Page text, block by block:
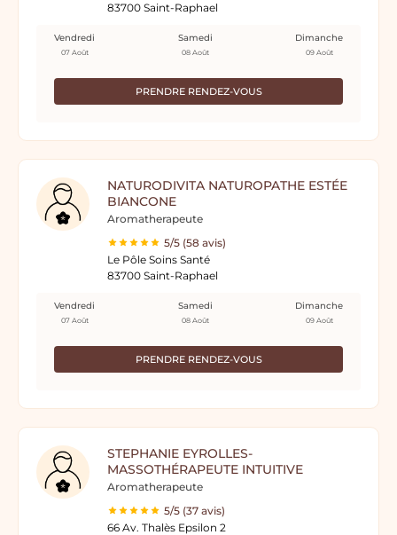
83700 Saint-Raphael
PRENDRE RENDEZ-VOUS
Vendredi
07 Août
Samedi
08 Août
Dimanche
09 Août
NATURODIVITA NATUROPATHE ESTÉE
BIANCONE
Aromatherapeute
5/5 (58 avis)
Le Pôle Soins Santé
83700 Saint-Raphael
PRENDRE RENDEZ-VOUS
Vendredi
07 Août
Samedi
08 Août
Dimanche
09 Août
STEPHANIE EYROLLES-
MASSOTHÉRAPEUTE INTUITIVE
Aromatherapeute
5/5 (37 avis)
66 Av. Thalès Epsilon 2